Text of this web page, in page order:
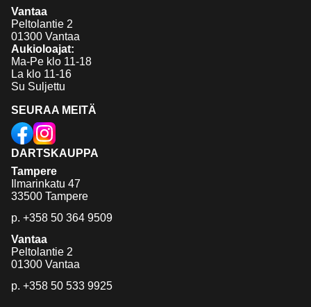
DARTSKAUPPA
Tampere
Ilmarinkatu 47
33500 Tampere
p. +358 50 364 9509
Vantaa
Peltolantie 2
01300 Vantaa
p. +358 50 533 9925
SEURAA MEITÄ
Vantaa
Peltolantie 2
01300 Vantaa
Aukioloajat:
Ma-Pe klo 11-18
La klo 11-16
Su Suljettu